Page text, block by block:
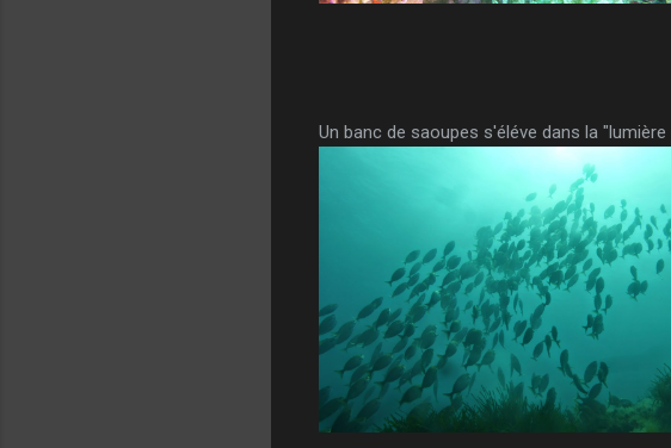
Un banc de saoupes s'éléve dans la "lumière